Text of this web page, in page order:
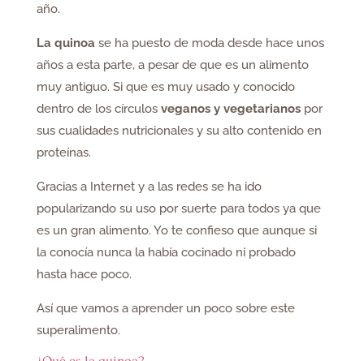
año.
La quinoa se ha puesto de moda desde hace unos
años a esta parte, a pesar de que es un alimento
muy antiguo. Si que es muy usado y conocido
dentro de los círculosveganos y vegetarianospor
sus cualidades nutricionales y su alto contenido en
proteínas.
Gracias a Internet y a las redes se ha ido
popularizando su uso por suerte para todos ya que
es un gran alimento. Yo te confieso que aunque si
la conocía nunca la había cocinado ni probado
hasta hace poco.
Así que vamos a aprender un poco sobre este
superalimento.